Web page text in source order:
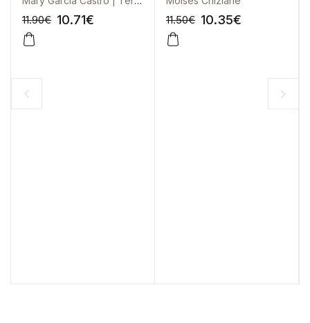
11.90€ 10.71€
-10%
11.50€ 10.35€